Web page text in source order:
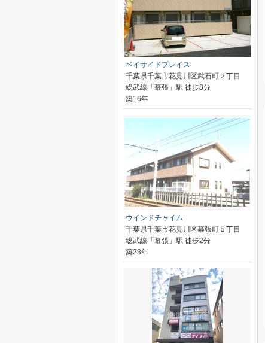
ベイサイドプレイス
千葉県千葉市花見川区武石町２丁目
総武線「幕張」駅 徒歩8分
築16年
ウインドチャイム
千葉県千葉市花見川区幕張町５丁目
総武線「幕張」駅 徒歩2分
築23年